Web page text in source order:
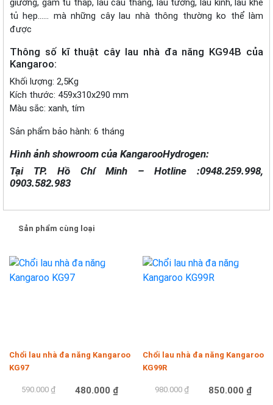
giường, gầm tủ thấp, lau cầu thang, lau tường, lau kính, lau khe
tủ hẹp…… mà những cây lau nhà thông thường ko thể làm
được
Thông số kĩ thuật cây lau nhà đa năng KG94B của
Kangaroo:
Khối lượng: 2,5Kg
Kích thước: 459x310x290 mm
Màu sắc: xanh, tím
Sản phẩm bảo hành: 6 tháng
Hình ảnh showroom của KangarooHydrogen:
Tại TP. Hồ Chí Minh – Hotline :0948.259.998,
0903.582.983
Sản phẩm cùng loại
-19%
Chổi lau nhà đa năng Kangaroo
KG97
590.000 ₫ 480.000 ₫
-13%
Chổi lau nhà đa năng Kangaroo
KG99R
980.000 ₫ 850.000 ₫